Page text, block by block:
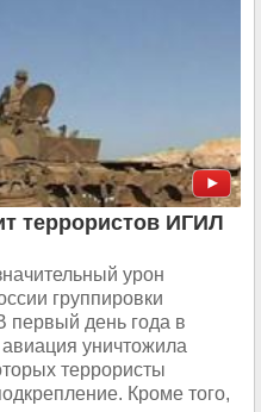
террористов ИГИЛ
урон
группировки
первый день года в
уничтожила
террористы
Кроме того,